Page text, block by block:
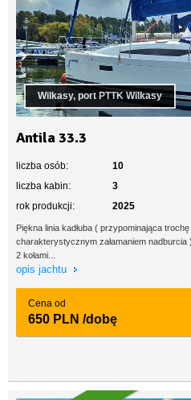
Wilkasy, port PTTK Wilkasy
Antila 33.3
liczba osób:
10
liczba kabin:
3
rok produkcji:
2025
Piękna linia kadłuba ( przypominająca
charakterystycznym załamaniem
2 kołami...
opis jachtu
Cena od
650 PLN /dobę